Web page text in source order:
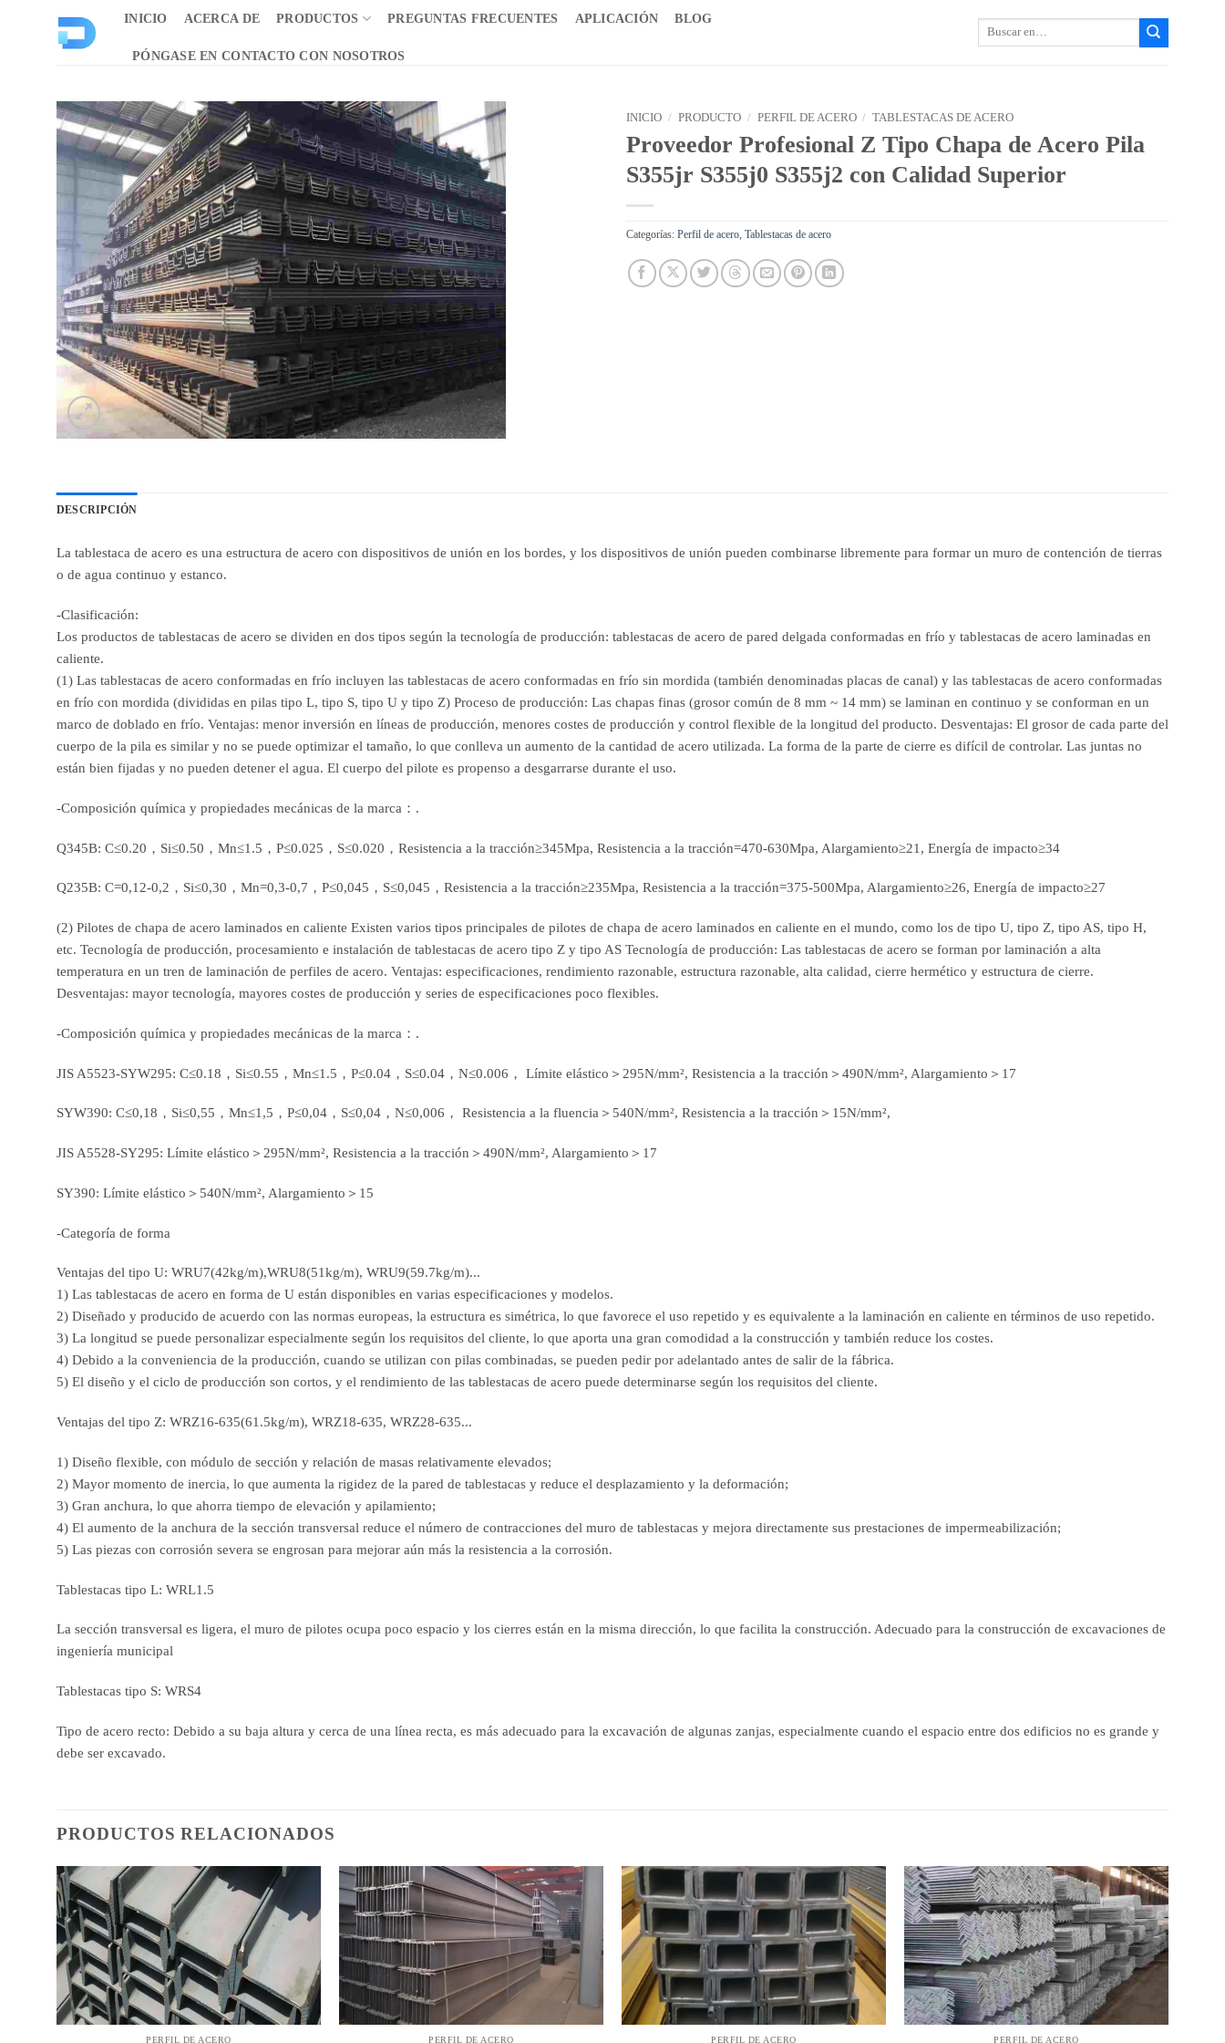
INICIO ACERCA DE PRODUCTOS PREGUNTAS FRECUENTES APLICACIÓN BLOG
PÓNGASE EN CONTACTO CON NOSOTROS
Buscar:
INICIO / PRODUCTO / PERFIL DE ACERO / TABLESTACAS DE ACERO
Proveedor Profesional Z Tipo Chapa de Acero Pila
S355jr S355j0 S355j2 con Calidad Superior
Categorías: Perfil de acero, Tablestacas de acero
DESCRIPCIÓN
La tablestaca de acero es una estructura de acero con dispositivos de unión en los bordes, y los dispositivos de unión pueden combinarse libremente para formar un muro de contención de tierras
o de agua continuo y estanco.
-Clasificación:
Los productos de tablestacas de acero se dividen en dos tipos según la tecnología de producción: tablestacas de acero de pared delgada conformadas en frío y tablestacas de acero laminadas en
caliente.
(1) Las tablestacas de acero conformadas en frío incluyen las tablestacas de acero conformadas en frío sin mordida (también denominadas placas de canal) y las tablestacas de acero conformadas
en frío con mordida (divididas en pilas tipo L, tipo S, tipo U y tipo Z) Proceso de producción: Las chapas finas (grosor común de 8 mm ~ 14 mm) se laminan en continuo y se conforman en un
marco de doblado en frío. Ventajas: menor inversión en líneas de producción, menores costes de producción y control flexible de la longitud del producto. Desventajas: El grosor de cada parte del
cuerpo de la pila es similar y no se puede optimizar el tamaño, lo que conlleva un aumento de la cantidad de acero utilizada. La forma de la parte de cierre es difícil de controlar. Las juntas no
están bien fijadas y no pueden detener el agua. El cuerpo del pilote es propenso a desgarrarse durante el uso.
-Composición química y propiedades mecánicas de la marca：.
Q345B: C≤0.20，Si≤0.50，Mn≤1.5，P≤0.025，S≤0.020，Resistencia a la tracción≥345Mpa, Resistencia a la tracción=470-630Mpa, Alargamiento≥21, Energía de impacto≥34
Q235B: C=0,12-0,2，Si≤0,30，Mn=0,3-0,7，P≤0,045，S≤0,045，Resistencia a la tracción≥235Mpa, Resistencia a la tracción=375-500Mpa, Alargamiento≥26, Energía de impacto≥27
(2) Pilotes de chapa de acero laminados en caliente Existen varios tipos principales de pilotes de chapa de acero laminados en caliente en el mundo, como los de tipo U, tipo Z, tipo AS, tipo H,
etc. Tecnología de producción, procesamiento e instalación de tablestacas de acero tipo Z y tipo AS Tecnología de producción: Las tablestacas de acero se forman por laminación a alta
temperatura en un tren de laminación de perfiles de acero. Ventajas: especificaciones, rendimiento razonable, estructura razonable, alta calidad, cierre hermético y estructura de cierre.
Desventajas: mayor tecnología, mayores costes de producción y series de especificaciones poco flexibles.
-Composición química y propiedades mecánicas de la marca：.
JIS A5523-SYW295: C≤0.18，Si≤0.55，Mn≤1.5，P≤0.04，S≤0.04，N≤0.006， Límite elástico＞295N/mm², Resistencia a la tracción＞490N/mm², Alargamiento＞17
SYW390: C≤0,18，Si≤0,55，Mn≤1,5，P≤0,04，S≤0,04，N≤0,006， Resistencia a la fluencia＞540N/mm², Resistencia a la tracción＞15N/mm²,
JIS A5528-SY295: Límite elástico＞295N/mm², Resistencia a la tracción＞490N/mm², Alargamiento＞17
SY390: Límite elástico＞540N/mm², Alargamiento＞15
-Categoría de forma
Ventajas del tipo U: WRU7(42kg/m),WRU8(51kg/m), WRU9(59.7kg/m)...
1) Las tablestacas de acero en forma de U están disponibles en varias especificaciones y modelos.
2) Diseñado y producido de acuerdo con las normas europeas, la estructura es simétrica, lo que favorece el uso repetido y es equivalente a la laminación en caliente en términos de uso repetido.
3) La longitud se puede personalizar especialmente según los requisitos del cliente, lo que aporta una gran comodidad a la construcción y también reduce los costes.
4) Debido a la conveniencia de la producción, cuando se utilizan con pilas combinadas, se pueden pedir por adelantado antes de salir de la fábrica.
5) El diseño y el ciclo de producción son cortos, y el rendimiento de las tablestacas de acero puede determinarse según los requisitos del cliente.
Ventajas del tipo Z: WRZ16-635(61.5kg/m), WRZ18-635, WRZ28-635...
1) Diseño flexible, con módulo de sección y relación de masas relativamente elevados;
2) Mayor momento de inercia, lo que aumenta la rigidez de la pared de tablestacas y reduce el desplazamiento y la deformación;
3) Gran anchura, lo que ahorra tiempo de elevación y apilamiento;
4) El aumento de la anchura de la sección transversal reduce el número de contracciones del muro de tablestacas y mejora directamente sus prestaciones de impermeabilización;
5) Las piezas con corrosión severa se engrosan para mejorar aún más la resistencia a la corrosión.
Tablestacas tipo L: WRL1.5
La sección transversal es ligera, el muro de pilotes ocupa poco espacio y los cierres están en la misma dirección, lo que facilita la construcción. Adecuado para la construcción de excavaciones de
ingeniería municipal
Tablestacas tipo S: WRS4
Tipo de acero recto: Debido a su baja altura y cerca de una línea recta, es más adecuado para la excavación de algunas zanjas, especialmente cuando el espacio entre dos edificios no es grande y
debe ser excavado.
PRODUCTOS RELACIONADOS
PERFIL DE ACERO PERFIL DE ACERO PERFIL DE ACERO PERFIL DE ACERO